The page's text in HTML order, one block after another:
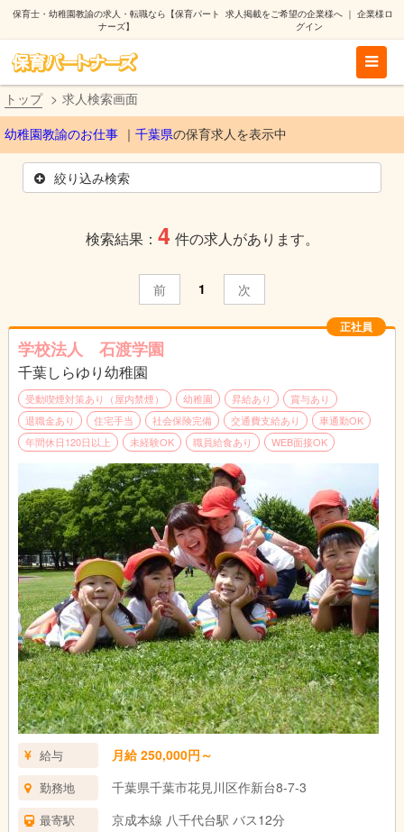
保育士・幼稚園教諭の求人・転職なら【保育パート
ナーズ】
求人掲載をご希望の企業様へ｜ 企業様ロ
グイン
トップ 求人検索画面
幼稚園教諭のお仕事 千葉県の保育求人を表示中
絞り込み検索
検索結果： 4 件の求人があります。
前 1 次
正社員
学校法人 石渡学園
千葉しらゆり幼稚園
受動喫煙対策あり（屋内禁煙） 幼稚園 昇給あり
賞与あり
退職金あり
住宅手当 社会保険完備 交通費支給あり
車通勤OK
年間休日120日以上
未経験OK 職員給食あり WEB面接OK
給与 月給 250,000円～
勤務地 千葉県千葉市花見川区作新台8-7-3
最寄駅 京成本線 八千代台駅 バス12分